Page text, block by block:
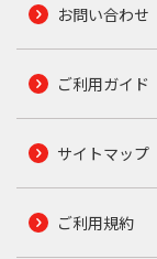
お問い合わせ
ご利用ガイド
サイトマップ
ご利用規約